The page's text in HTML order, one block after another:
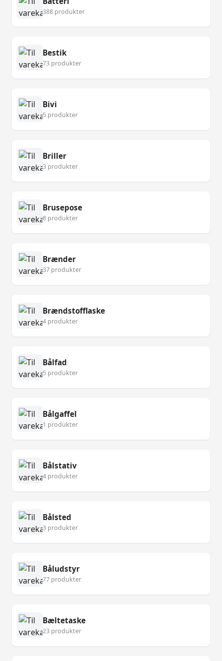
388 produkter
Bestik
73 produkter
Bivi
5 produkter
Briller
3 produkter
Brusepose
8 produkter
Brænder
37 produkter
Brændstofflaske
4 produkter
Bålfad
5 produkter
Bålgaffel
1 produkter
Bålstativ
4 produkter
Bålsted
3 produkter
Båludstyr
77 produkter
Bæltetaske
23 produkter